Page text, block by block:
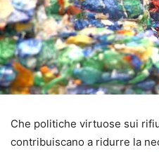
Che politiche virtuose sui
contribuiscano a ridurre la